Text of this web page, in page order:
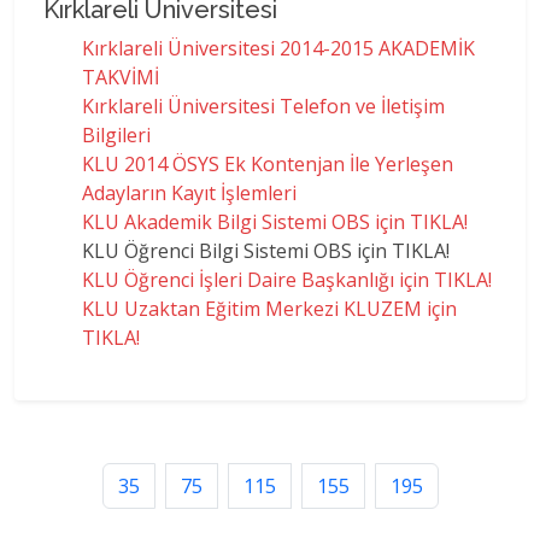
Kırklareli Üniversitesi
Kırklareli Üniversitesi 2014-2015 AKADEMİK
TAKVİMİ
Kırklareli Üniversitesi Telefon ve İletişim
Bilgileri
KLU 2014 ÖSYS Ek Kontenjan İle Yerleşen
Adayların Kayıt İşlemleri
KLU Akademik Bilgi Sistemi OBS için TIKLA!
KLU Öğrenci Bilgi Sistemi OBS için TIKLA!
KLU Öğrenci İşleri Daire Başkanlığı için TIKLA!
KLU Uzaktan Eğitim Merkezi KLUZEM için
TIKLA!
35 75 115 155 195